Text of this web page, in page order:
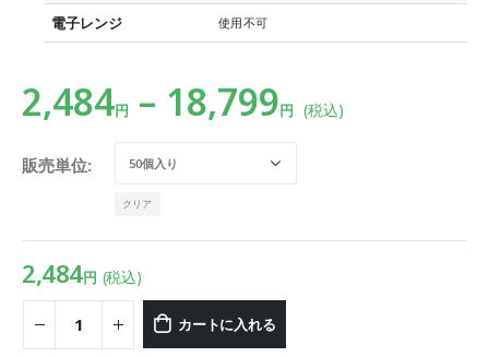
電子レンジ 使用不可
2,484円 – 18,799円 (税込)
販売単位
クリア
2,484円 (税込)
カートに入れる